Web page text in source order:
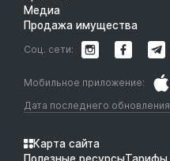
Медиа
Продажа имущества
Дата последнего обновления
Мобильное приложение:
Соц. сети:
Карта сайта
Полезные ресурсыТарифы